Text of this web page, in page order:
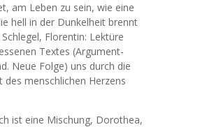
am Leben zu sein, wie eine
hell in der Dunkelheit brennt
Florentin: Lektüre
Textes (Argument-
Neue Folge) uns durch die
des menschlichen Herzens
ist eine Mischung, Dorothea,